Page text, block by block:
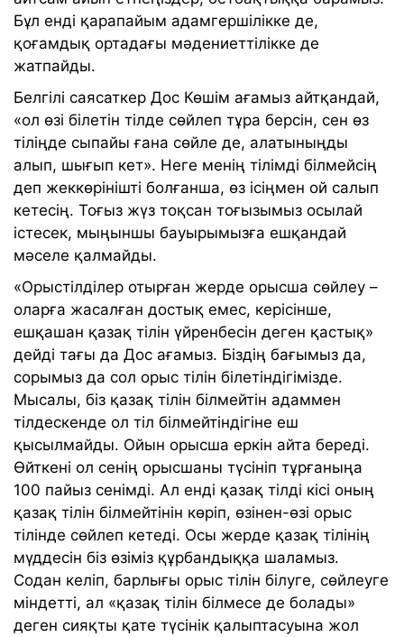
Бұл енді қарапайым адамгершілікке де,
қоғамдық ортадағы мәдениеттілікке де
жатпайды.
Белгілі саясаткер Дос Көшім ағамыз айтқандай,
«ол өзі білетін тілде сөйлеп тұра берсін, сен өз
тіліңде сыпайы ғана сөйле де, алатыныңды
алып, шығып кет». Неге менің тілімді білмейсің
деп жеккөрінішті болғанша, өз ісіңмен ой салып
кетесің. Тоғыз жүз тоқсан тоғызымыз осылай
істесек, мыңыншы бауырымызға ешқандай
мәселе қалмайды.
«Орыстілділер отырған жерде орысша сөйлеу –
оларға жасалған достық емес, керісінше,
ешқашан қазақ тілін үйренбесін деген қастық»
дейді тағы да Дос ағамыз. Біздің бағымыз да,
сорымыз да сол орыс тілін білетіндігімізде.
Мысалы, біз қазақ тілін білмейтін адаммен
тілдескенде ол тіл білмейтіндігіне еш
қысылмайды. Ойын орысша еркін айта береді.
Өйткені ол сенің орысшаны түсініп тұрғаныңа
100 пайыз сенімді. Ал енді қазақ тілді кісі оның
қазақ тілін білмейтінін көріп, өзінен-өзі орыс
тілінде сөйлеп кетеді. Осы жерде қазақ тілінің
мүддесін біз өзіміз құрбандыққа шаламыз.
Содан келіп, барлығы орыс тілін білуге, сөйлеуге
міндетті, ал «қазақ тілін білмесе де болады»
деген сияқты қате түсінік қалыптасуына жол